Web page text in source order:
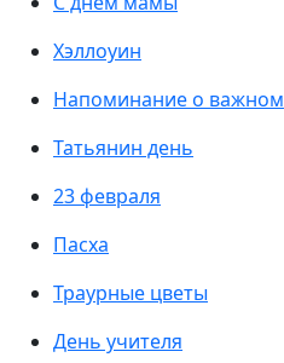
Хэллоуин
Напоминание о важном
Татьянин день
23 февраля
Пасха
Траурные цветы
День учителя